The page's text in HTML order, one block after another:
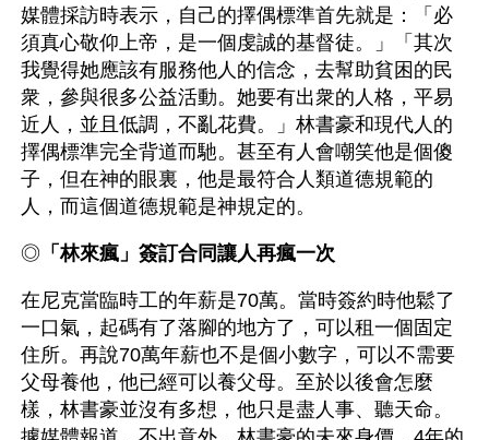
媒體採訪時表示，自己的擇偶標準首先就是：「必
須真心敬仰上帝，是一個虔誠的基督徒。」「其次
我覺得她應該有服務他人的信念，去幫助貧困的民
衆，參與很多公益活動。她要有出衆的人格，平易
近人，並且低調，不亂花費。」林書豪和現代人的
擇偶標準完全背道而馳。甚至有人會嘲笑他是個傻
子，但在神的眼裏，他是最符合人類道德規範的
人，而這個道德規範是神規定的。
◎ 「林來瘋」簽訂合同讓人再瘋一次
在尼克當臨時工的年薪是70萬。當時簽約時他鬆了
一口氣，起碼有了落腳的地方了，可以租一個固定
住所。再說70萬年薪也不是個小數字，可以不需要
父母養他，他已經可以養父母。至於以後會怎麼
樣，林書豪並沒有多想，他只是盡人事、聽天命。